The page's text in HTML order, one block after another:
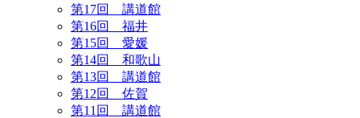
第17回 講道館
第16回 福井
第15回 愛媛
第14回 和歌山
第13回 講道館
第12回 佐賀
第11回 講道館